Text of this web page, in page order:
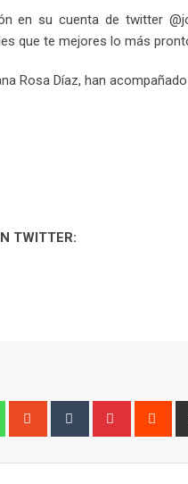
en su cuenta de twitter
que te mejores lo más
Rosa Díaz, han
TWITTER:
WhatsappStumbleUpon
Tumblr Pinterest